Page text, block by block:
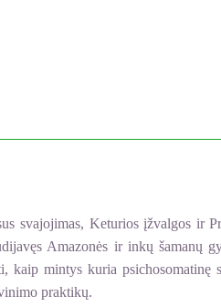
svajojimas, Keturios įžvalgos ir
Amazonės ir inkų šamanų
kaip mintys kuria
praktikų.